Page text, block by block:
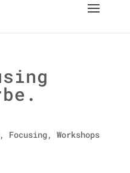
Focusing, Workshops